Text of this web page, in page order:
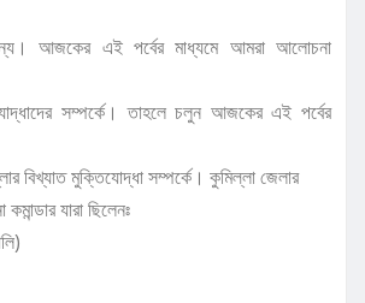
আজকের এই পর্বের মাধ্যমে আমরা আলোচনা
সম্পর্কে। তাহলে চলুন আজকের এই পর্বের
বিখ্যাত মুক্তিযোদ্ধা সম্পর্কে। কুমিল্লা জেলার
যারা ছিলেনঃ